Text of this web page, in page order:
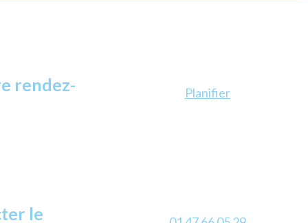
rendez- Planifier
le